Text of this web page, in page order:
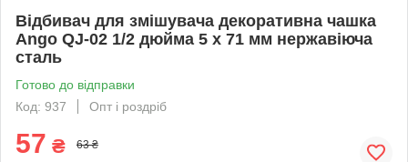
Відбивач для змішувача декоративна чашка
Ango QJ-02 1/2 дюйма 5 х 71 мм нержавіюча
сталь
Готово до відправки
Код: 937
Опт і роздріб
57 ₴ 63 ₴